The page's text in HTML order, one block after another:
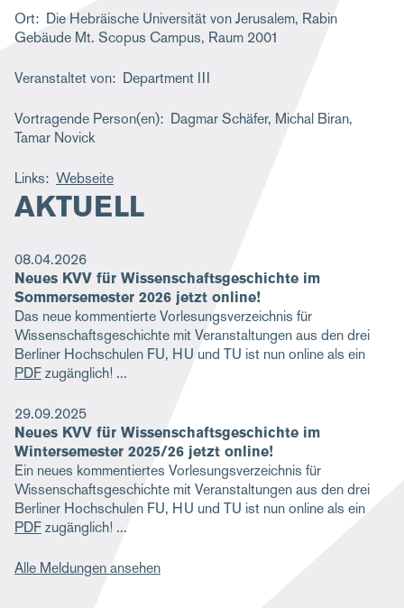
o
Ort
Die Hebräische Universität von Jerusalem, Rabin
Gebäude Mt. Scopus Campus, Raum 2001
Veranstaltet von Department III
Vortragende Person(en)
Dagmar Schäfer, Michal Biran,
Tamar Novick
Links Webseite
AKTUELL
08.04.2026
Neues KVV für Wissenschaftsgeschichte im
Sommersemester 2026 jetzt online!
Das neue kommentierte Vorlesungsverzeichnis für
Wissenschaftsgeschichte mit Veranstaltungen aus den drei
Berliner Hochschulen FU, HU und TU ist nun online als ein
PDFzugänglich!
29.09.2025
Neues KVV für Wissenschaftsgeschichte im
Wintersemester 2025/26 jetzt online!
Ein neues kommentiertes Vorlesungsverzeichnis für
Wissenschaftsgeschichte mit Veranstaltungen aus den drei
Berliner Hochschulen FU, HU und TU ist nun online als ein
PDFzugänglich!
Alle Meldungen ansehen